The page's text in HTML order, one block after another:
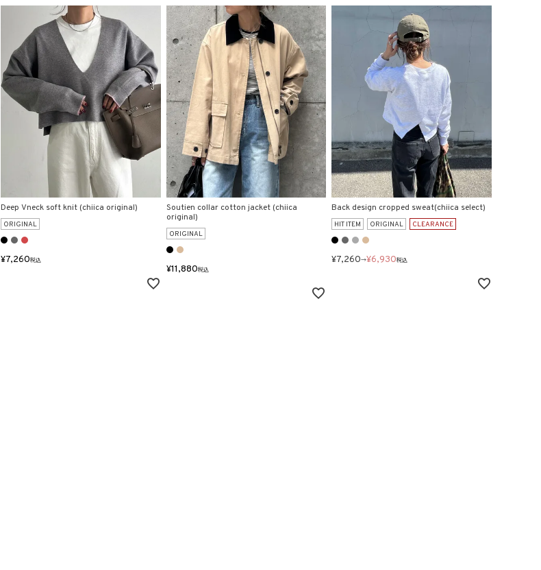
Deep Vneck soft knit (chiica original)
ORIGINAL
¥7,260税込
Soutien collar cotton jacket (chiica
original)
ORIGINAL
¥11,880税込
Back design cropped sweat(chiica select)
HIT ITEM ORIGINAL CLEARANCE
¥7,260→¥6,930税込